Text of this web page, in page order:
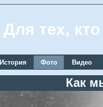
Для тех,
История Фото Видео
Как